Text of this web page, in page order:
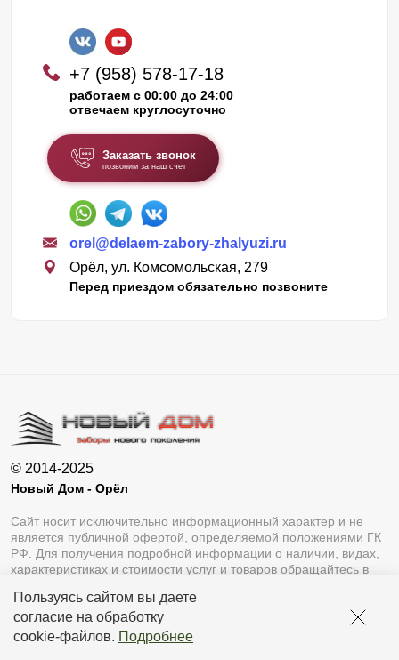
Пользуясь сайтом вы даете
согласие на обработку
cookie-файлов. Подробнее
+7 (958) 578-17-18
работаем с 00:00 до 24:00
отвечаем круглосуточно
Заказать звонок
позвоним за наш счет
orel@delaem-zabory-zhalyuzi.ru
Орёл, ул. Комсомольская, 279
Перед приездом обязательно позвоните
© 2014-2025
Новый Дом - Орёл
Сайт носит исключительно информационный характер и не
является публичной офертой, определяемой положениями ГК
РФ. Для получения подробной информации о наличии, видах,
характеристиках и стоимости услуг и товаров обращайтесь в